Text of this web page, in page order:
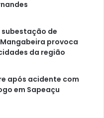
de
provoca
da região
após acidente com
em Sapeaçu